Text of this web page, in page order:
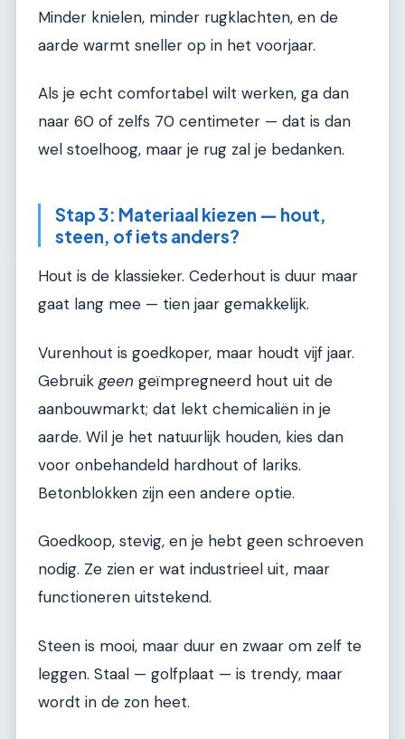
Minder knielen, minder rugklachten, en de
aarde warmt sneller op in het voorjaar.
Als je echt comfortabel wilt werken, ga dan
naar 60 of zelfs 70 centimeter — dat is dan
wel stoelhoog, maar je rug zal je bedanken.
Stap 3: Materiaal kiezen — hout,
steen, of iets anders?
Hout is de klassieker. Cederhout is duur maar
gaat lang mee — tien jaar gemakkelijk.
Vurenhout is goedkoper, maar houdt vijf jaar.
Gebruik geen geïmpregneerd hout uit de
aanbouwmarkt; dat lekt chemicaliën in je
aarde. Wil je het natuurlijk houden, kies dan
voor onbehandeld hardhout of lariks.
Betonblokken zijn een andere optie.
Goedkoop, stevig, en je hebt geen schroeven
nodig. Ze zien er wat industrieel uit, maar
functioneren uitstekend.
Steen is mooi, maar duur en zwaar om zelf te
leggen. Staal — golfplaat — is trendy, maar
wordt in de zon heet.